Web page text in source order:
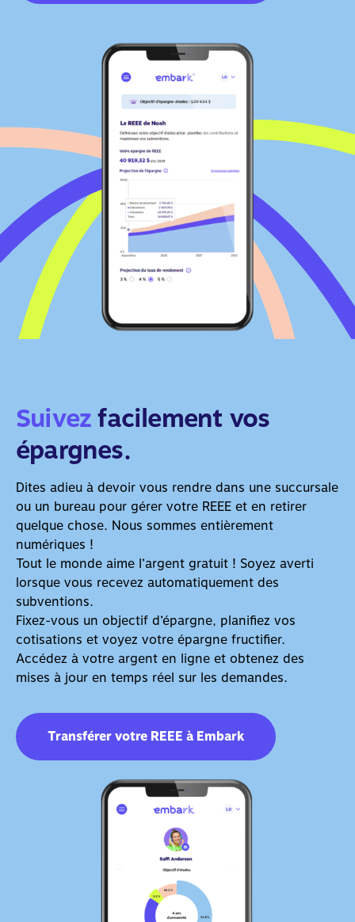
Suivez facilement vos
épargnes.
Dites adieu à devoir vous rendre dans une succursale
ou un bureau pour gérer votre REEE et en retirer
quelque chose. Nous sommes entièrement
numériques !
Tout le monde aime l’argent gratuit ! Soyez averti
lorsque vous recevez automatiquement des
subventions.
Fixez-vous un objectif d’épargne, planifiez vos
cotisations et voyez votre épargne fructifier.
Accédez à votre argent en ligne et obtenez des
mises à jour en temps réel sur les demandes.
Transférer votre REEE à Embark